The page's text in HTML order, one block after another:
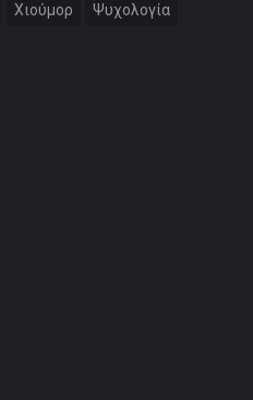
Χιούμορ Ψυχολογία